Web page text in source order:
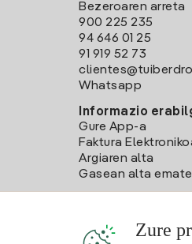
Bezeroaren arreta
900 225 235
94 646 01 25
91 919 52 73
Whatsapp
Informazio
Gure App-a
Faktura
Argiaren alta
Gasean alta
Zure